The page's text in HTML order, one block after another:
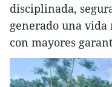
disciplinada,
generado una
con mayores